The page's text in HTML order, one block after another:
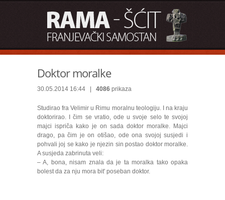
Doktor moralke
30.05.2014 16:44 | 4086 prikaza
Studirao fra Velimir u Rimu moralnu teologiju. I na kraju
doktorirao. I čim se vratio, ode u svoje selo te svojoj
majci ispriča kako je on sada doktor moralke. Majci
drago, pa čim je on otišao, ode ona svojoj susjedi i
pohvali joj se kako je njezin sin postao doktor moralke.
A susjeda zabrinuta veli:
– A, bona, nisam znala da je ta moralka tako opaka
bolest da za nju mora bit' poseban doktor.